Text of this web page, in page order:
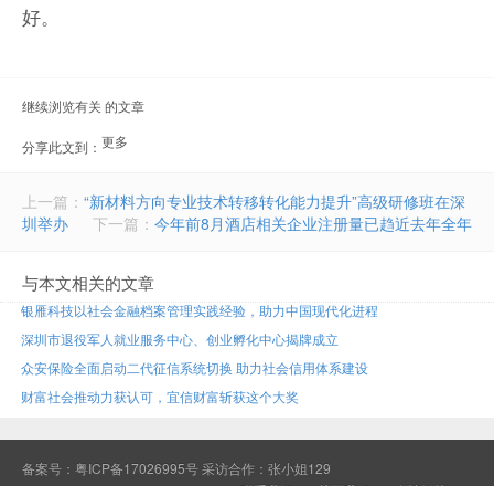
好。
继续浏览有关 的文章
分享此文到： 更多
Math.ceil(new Date()/3600000)
上一篇： “新材料方向专业技术转移转化能力提升”高级研修班在深
圳举办
下一篇： 今年前8月酒店相关企业注册量已趋近去年全年
与本文相关的文章
银雁科技以社会金融档案管理实践经验，助力中国现代化进程
深圳市退役军人就业服务中心、创业孵化中心揭牌成立
众安保险全面启动二代征信系统切换 助力社会信用体系建设
财富社会推动力获认可，宜信财富斩获这个大奖
备案号： 粤ICP备17026995号采访合作：张小姐129